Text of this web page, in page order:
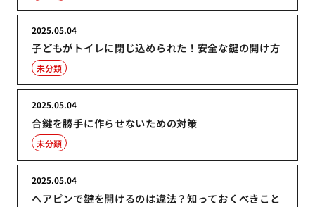
子どもがトイレに閉じ込められた！安全な鍵の開け方
2025.05.04
未分類
合鍵を勝手に作らせないための対策
2025.05.04
未分類
ヘアピンで鍵を開けるのは違法？知っておくべきこと
2025.05.04